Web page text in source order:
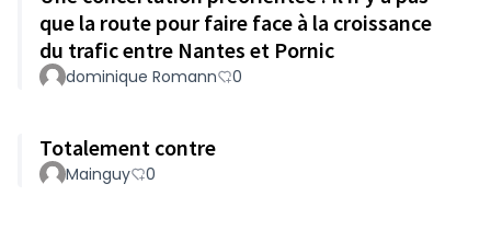
que la route pour faire face à la croissance
du trafic entre Nantes et Pornic
dominique Romann 0
Totalement contre
Mainguy 0